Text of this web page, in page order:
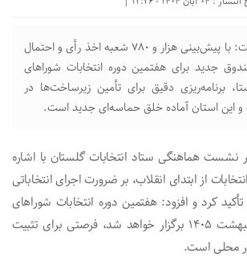
استاندار گلستان گفت: با پیش‌بینی هزار و ۷۸۰ شعبه اخذ رأی و احتمال
۱۰ تا ۱۵ صندوق جدید برای هفتمین دوره انتخابات شوراهای
برنامه‌ریزی دقیق برای تأمین زیرساخت‌ها در
و این استان آماده خلق حماسه‌ای جدید است.
هماهنگی ستاد انتخابات گلستان با اشاره
به برگزاری بیش از ۳۰ انتخابات از ابتدای انقلاب، بر ضرورت اجرای انتخاباتی
کرد و افزود: هفتمین دوره انتخابات شوراهای
اسلامی که در ۱۱ اردیبهشت ۱۴۰۵ برگزار خواهد شد، فرصتی برای تثبیت
محلی است.